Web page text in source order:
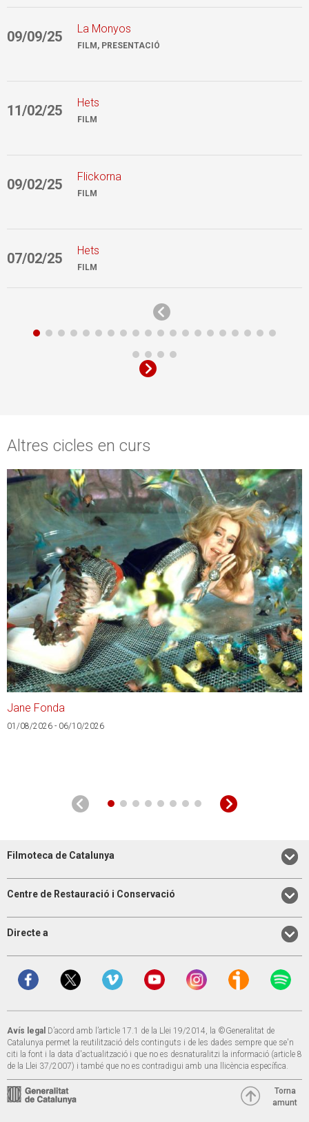
09/09/25 La Monyos
FILM, PRESENTACIÓ
11/02/25 Hets
FILM
09/02/25 Flickorna
FILM
07/02/25 Hets
FILM
Altres cicles en curs
Jane Fonda
01/08/2026 - 06/10/2026
Filmoteca de Catalunya
Centre de Restauració i Conservació
Directe a
Avís legal D’acord amb l’article 17.1 de la Llei 19/2014, la ©Generalitat de
Catalunya permet la reutilització dels continguts i de les dades sempre que se'n
citi la font i la data d'actualització i que no es desnaturalitzi la informació (article 8
de la Llei 37/2007) i també que no es contradigui amb una llicència específica.
Torna
amunt